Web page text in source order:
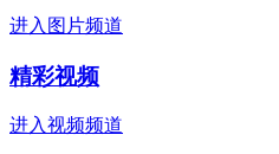
进入图片频道
精彩视频
进入视频频道